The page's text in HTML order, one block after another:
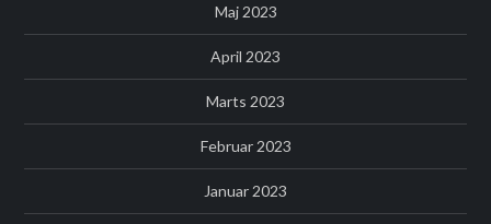
Maj 2023
April 2023
Marts 2023
Februar 2023
Januar 2023